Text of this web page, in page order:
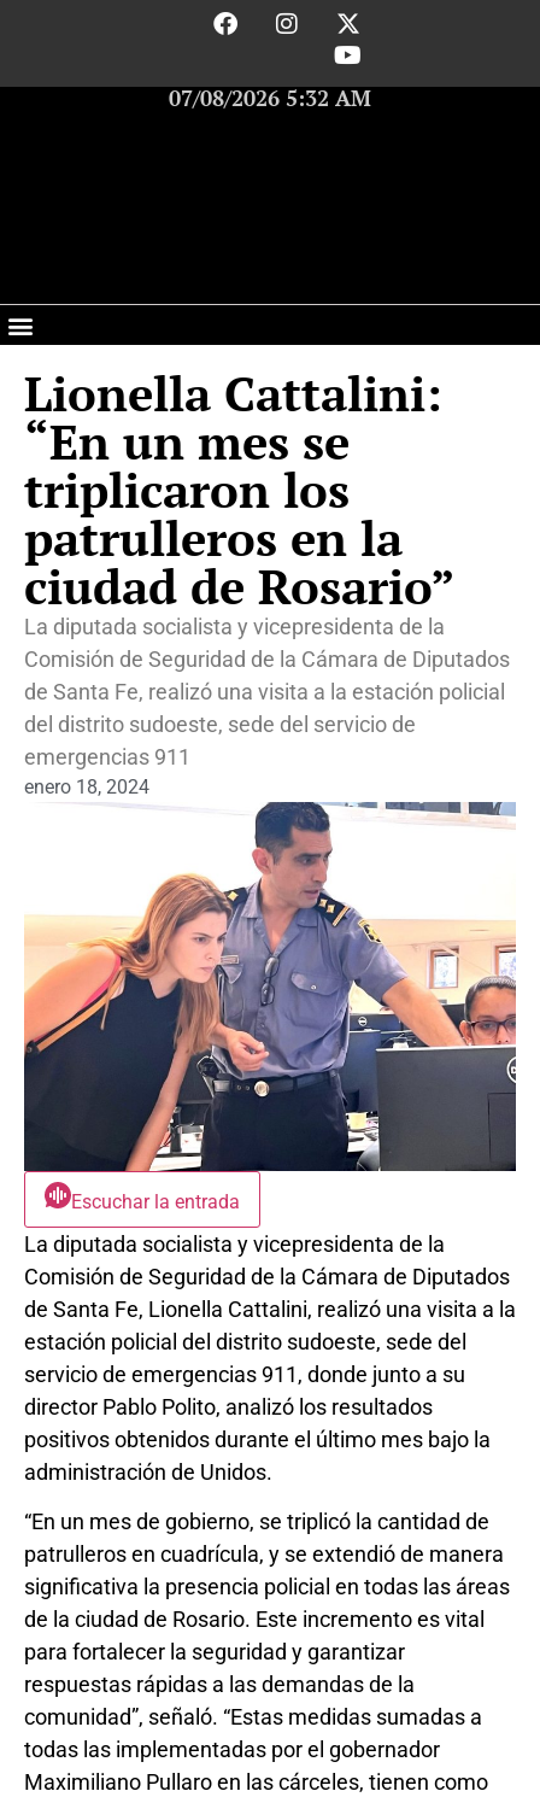
07/08/2026 5:32 AM
Lionella Cattalini:
“En un mes se
triplicaron los
patrulleros en la
ciudad de Rosario”
La diputada socialista y vicepresidenta de la
Comisión de Seguridad de la Cámara de Diputados
de Santa Fe, realizó una visita a la estación policial
del distrito sudoeste, sede del servicio de
emergencias 911
enero 18, 2024
Escuchar la entrada
La diputada socialista y vicepresidenta de la
Comisión de Seguridad de la Cámara de Diputados
de Santa Fe, Lionella Cattalini, realizó una visita a la
estación policial del distrito sudoeste, sede del
servicio de emergencias 911, donde junto a su
director Pablo Polito, analizó los resultados
positivos obtenidos durante el último mes bajo la
administración de Unidos.
“En un mes de gobierno, se triplicó la cantidad de
patrulleros en cuadrícula, y se extendió de manera
significativa la presencia policial en todas las áreas
de la ciudad de Rosario. Este incremento es vital
para fortalecer la seguridad y garantizar
respuestas rápidas a las demandas de la
comunidad”, señaló. “Estas medidas sumadas a
todas las implementadas por el gobernador
Maximiliano Pullaro en las cárceles, tienen como